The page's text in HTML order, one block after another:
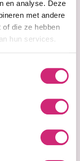
en analyse. Deze
met andere
die ze hebben
hun services.
mix van
vocht vast te
poo
en beter
vermogen